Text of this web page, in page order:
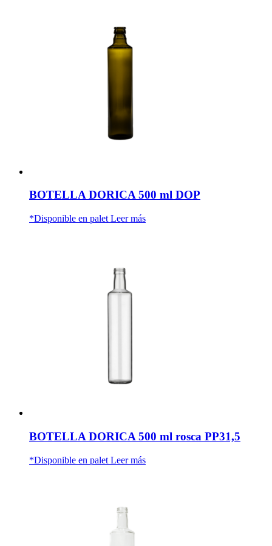
BOTELLA DORICA 500 ml DOP
*Disponible en palet Leer más
BOTELLA DORICA 500 ml rosca PP31,5
*Disponible en palet Leer más